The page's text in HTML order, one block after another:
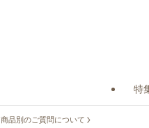
特
商品別のご質問について